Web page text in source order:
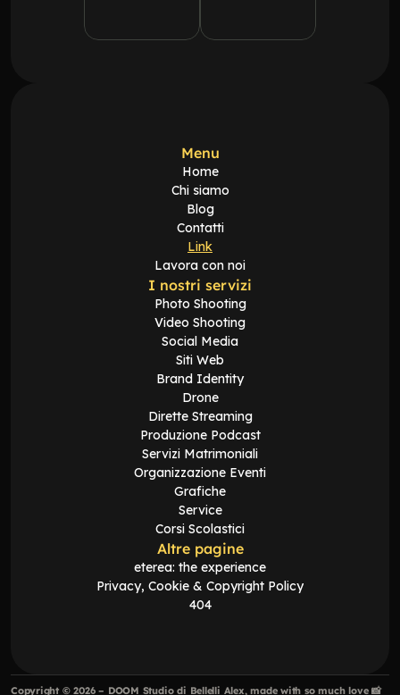
Menu
Home
Chi siamo
Blog
Contatti
Link
Lavora con noi
I nostri servizi
Photo Shooting
Video Shooting
Social Media
Siti Web
Brand Identity
Drone
Dirette Streaming
Produzione Podcast
Servizi Matrimoniali
Organizzazione Eventi
Grafiche
Service
Corsi Scolastici
Altre pagine
eterea: the experience
Privacy, Cookie & Copyright Policy
404
Copyright © 2026 – DOOM Studio di Bellelli Alex, made with so much love 📸